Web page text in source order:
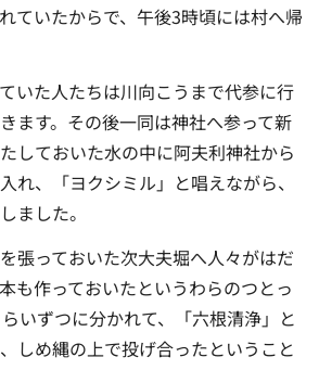
ていたからで、午後3時頃には村へ帰
いた人たちは川向こうまで代参に行
ます。その後一同は神社へ参って新
しておいた水の中に阿夫利神社から
れ、「ヨクシミル」と唱えながら、
ました。
張っておいた次大夫堀へ人々がはだ
も作っておいたというわらのつとっ
いずつに分かれて、「六根清浄」と
しめ縄の上で投げ合ったということ